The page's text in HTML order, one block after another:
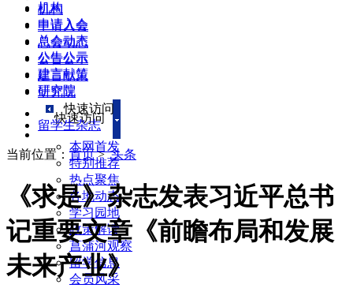
机构
申请入会
总会动态
公告公示
建言献策
研究院
快速访问
本网首发
特别推荐
热点聚焦
各地动态
学习园地
政策解读
菖蒲河观察
留学信息
会员风采
机构
申请入会
总会动态
公告公示
建言献策
研究院
快速访问
留学生杂志
当前位置： 首页>头条
《求是》杂志发表习近平总书
记重要文章《前瞻布局和发展
未来产业》